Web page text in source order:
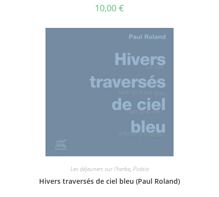
10,00 €
Les déjeuners sur l'herbe, Poésie
Hivers traversés de ciel bleu (Paul Roland)